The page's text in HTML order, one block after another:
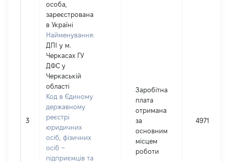
3
особа,
зареєстрована
в Україні
Найменування:
ДПІ у м.
Черкасах ГУ
ДФС у
Черкаській
області
Код в Єдиному
державному
реєстрі
юридичних
осіб, фізичних
осіб –
підприємців та
Заробітна
плата
отримана
за
основним
місцем
роботи
49710